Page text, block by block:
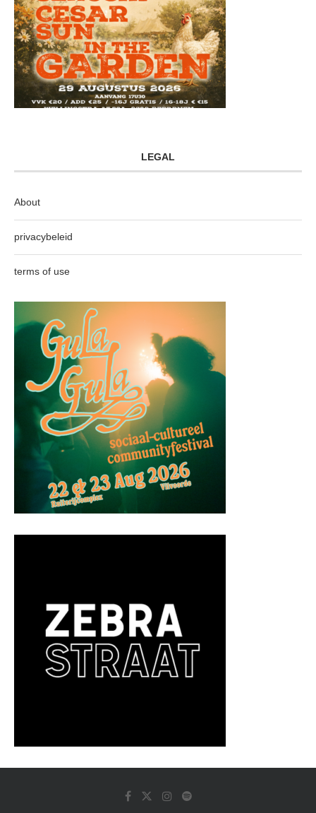
LEGAL
About
privacybeleid
terms of use